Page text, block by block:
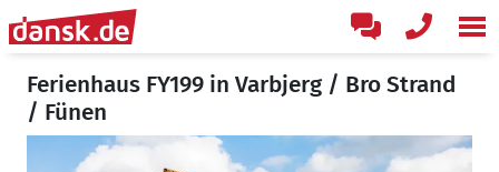
Ferienhaus FY199 in Varbjerg / Bro Strand
/ Fünen